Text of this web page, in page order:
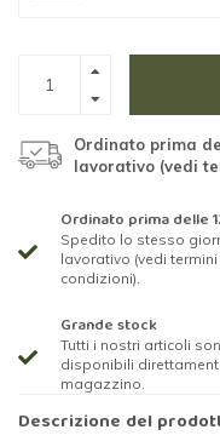
Ordinato prima
lavorativo (vedi
Ordinato prima delle
Spedito lo stesso
lavorativo (vedi termini
condizioni).
Grande stock
Tutti i nostri articoli
disponibili
magazzino.
Descrizione del